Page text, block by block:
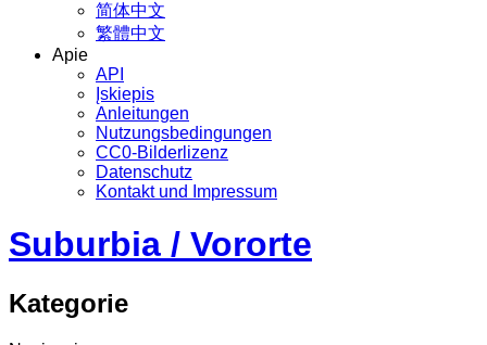
简体中文
繁體中文
Apie
API
Įskiepis
Anleitungen
Nutzungsbedingungen
CC0-Bilderlizenz
Datenschutz
Kontakt und Impressum
Suburbia / Vororte
Kategorie